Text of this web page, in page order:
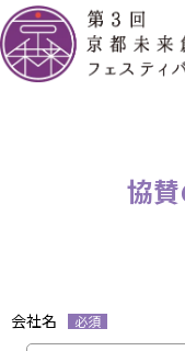
協
会社名 必須